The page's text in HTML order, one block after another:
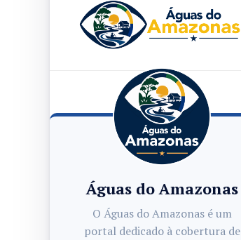
Águas do Amazonas
O Águas do Amazonas é um
portal dedicado à cobertura de